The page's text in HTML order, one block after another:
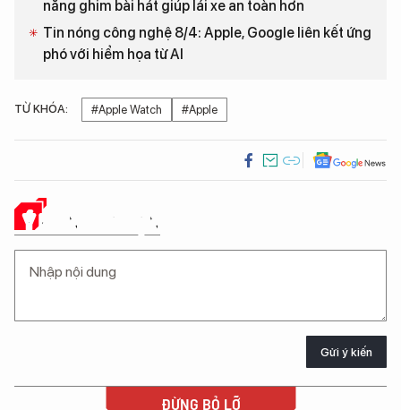
năng ghim bài hát giúp lái xe an toàn hơn
Tin nóng công nghệ 8/4: Apple, Google liên kết ứng
phó với hiểm họa từ AI
TỪ KHÓA: #Apple Watch #Apple
Ý KIẾN CỦA BẠN
Gửi ý kiến
ĐỪNG BỎ LỠ